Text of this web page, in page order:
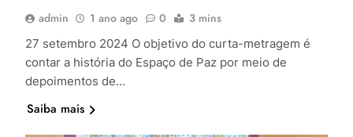
admin 1 ano ago 0 3 mins
27 setembro 2024 O objetivo do curta-metragem é
contar a história do Espaço de Paz por meio de
depoimentos de…
Saiba mais